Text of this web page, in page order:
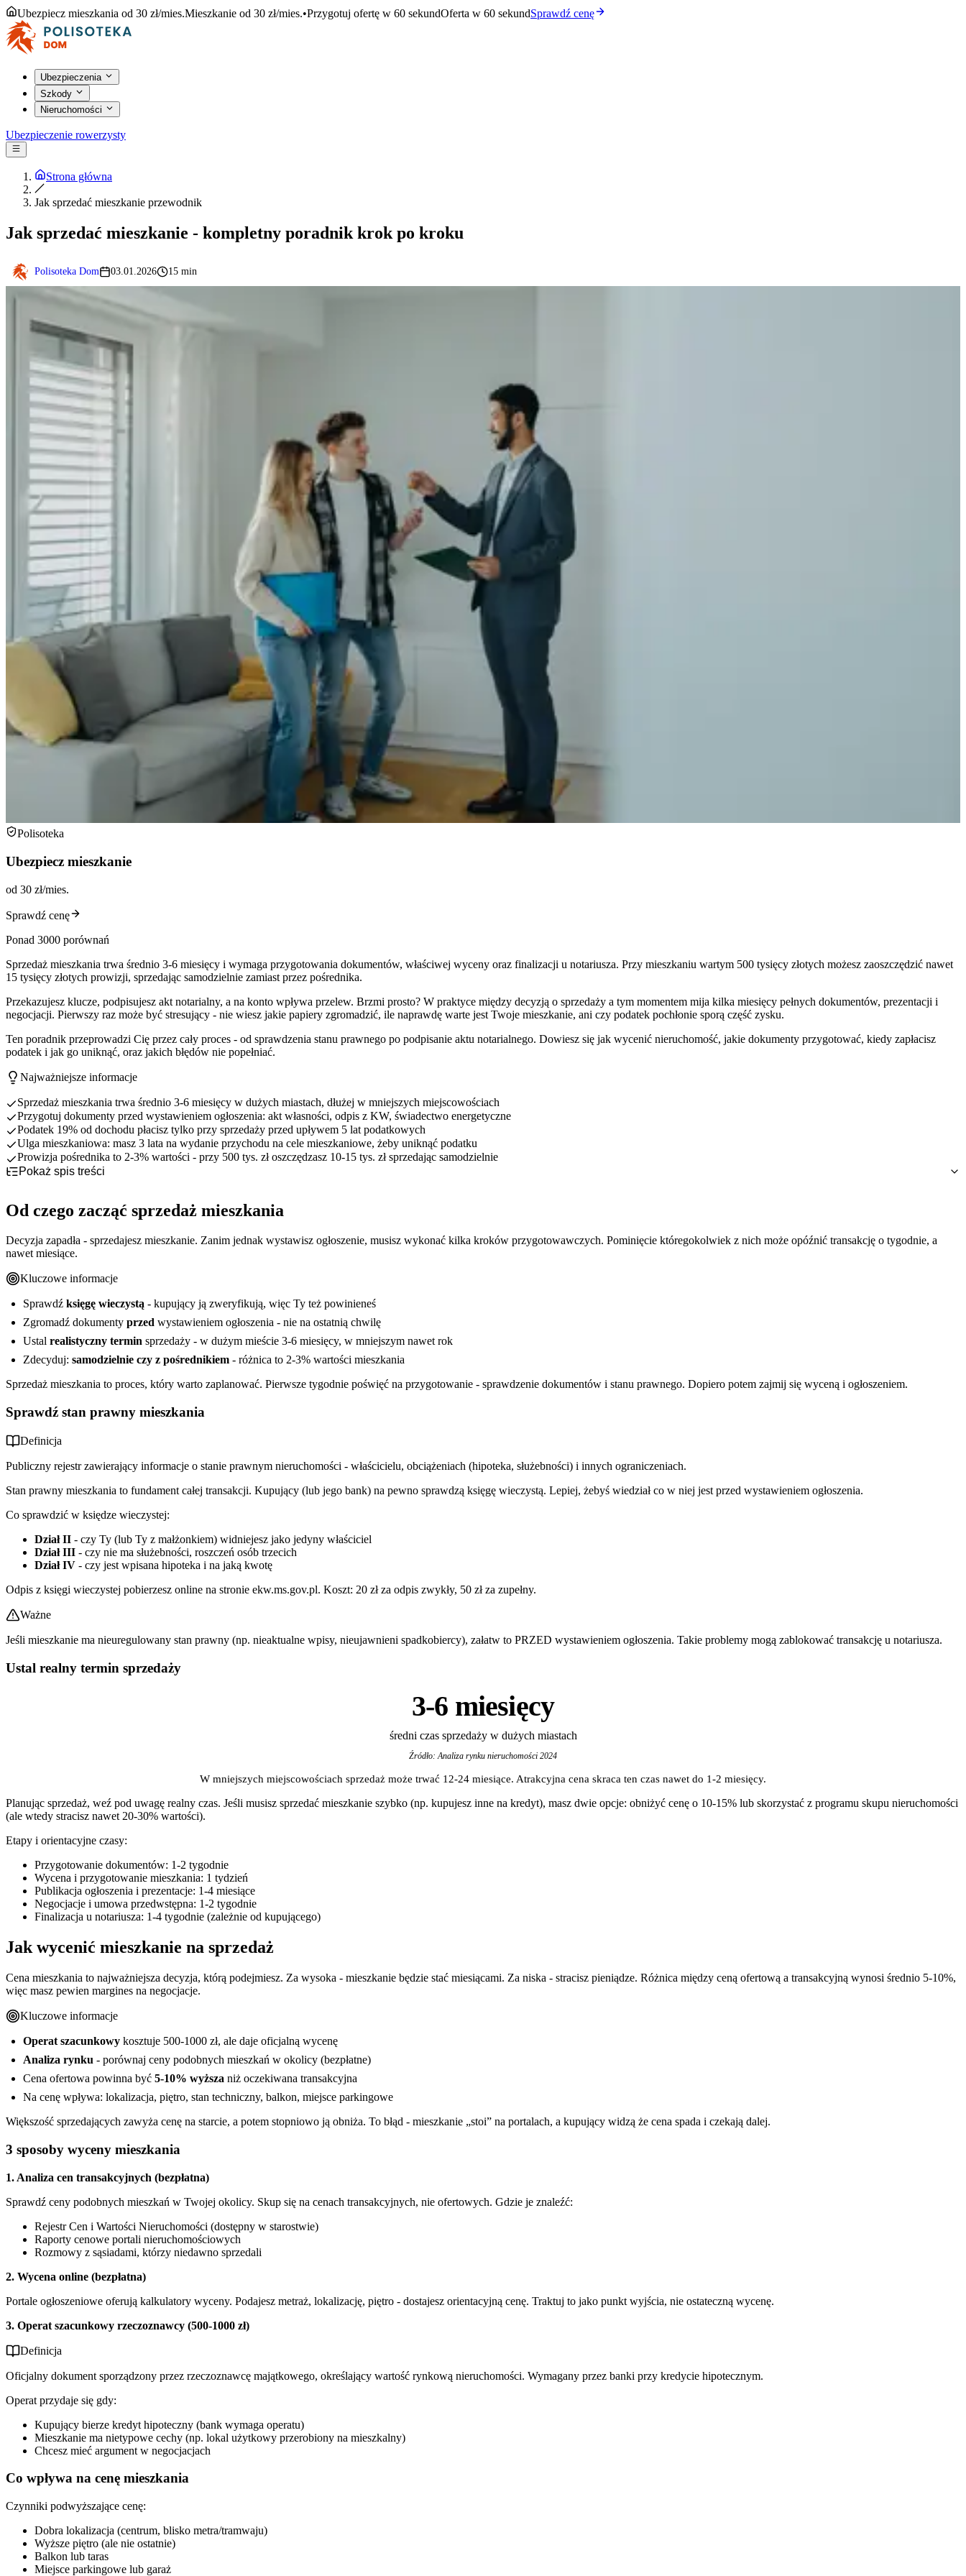
Ubezpiecz mieszkania od 30 zł/mies.Mieszkanie od 30 zł/mies.•Przygotuj ofertę w 60 sekundOferta w 60 sekundSprawdź cenę
Ubezpieczenia
Szkody
Nieruchomości
Ubezpieczenie rowerzysty
Strona główna
Jak sprzedać mieszkanie przewodnik
Jak sprzedać mieszkanie - kompletny poradnik krok po kroku
Polisoteka Dom 03.01.2026 15 min
Polisoteka
Ubezpiecz mieszkanie
od 30 zł/mies.
Sprawdź cenę
Ponad 3000 porównań
Sprzedaż mieszkania trwa średnio 3-6 miesięcy i wymaga przygotowania dokumentów, właściwej wyceny oraz finalizacji u notariusza. Przy mieszkaniu wartym 500 tysięcy złotych możesz zaoszczędzić nawet
15 tysięcy złotych prowizji, sprzedając samodzielnie zamiast przez pośrednika.
Przekazujesz klucze, podpisujesz akt notarialny, a na konto wpływa przelew. Brzmi prosto? W praktyce między decyzją o sprzedaży a tym momentem mija kilka miesięcy pełnych dokumentów, prezentacji i
negocjacji. Pierwszy raz może być stresujący - nie wiesz jakie papiery zgromadzić, ile naprawdę warte jest Twoje mieszkanie, ani czy podatek pochłonie sporą część zysku.
Ten poradnik przeprowadzi Cię przez cały proces - od sprawdzenia stanu prawnego po podpisanie aktu notarialnego. Dowiesz się jak wycenić nieruchomość, jakie dokumenty przygotować, kiedy zapłacisz
podatek i jak go uniknąć, oraz jakich błędów nie popełniać.
Najważniejsze informacje
Sprzedaż mieszkania trwa średnio 3-6 miesięcy w dużych miastach, dłużej w mniejszych miejscowościach
Przygotuj dokumenty przed wystawieniem ogłoszenia: akt własności, odpis z KW, świadectwo energetyczne
Podatek 19% od dochodu płacisz tylko przy sprzedaży przed upływem 5 lat podatkowych
Ulga mieszkaniowa: masz 3 lata na wydanie przychodu na cele mieszkaniowe, żeby uniknąć podatku
Prowizja pośrednika to 2-3% wartości - przy 500 tys. zł oszczędzasz 10-15 tys. zł sprzedając samodzielnie
Pokaż spis treści
Ustal realny termin sprzedaży
3 sposoby wyceny mieszkania
Dokumenty do sprzedaży mieszkania - kompletna lista
Skąd pobrać i ile kosztują
Kiedy zapłacisz podatek od sprzedaży
Jak uniknąć podatku - ulga mieszkaniowa
Jak sprzedać mieszkanie - 7 kroków
Przygotowanie mieszkania do sprzedaży
Finalizacja u notariusza
Sprzedaż samodzielna czy przez pośrednika
Dla kogo która opcja
Najczęstsze błędy przy sprzedaży mieszkania
Błędy przy wycenie i prezentacji
Błędy formalne i prawne
Podsumowanie - jak skutecznie sprzedać mieszkanie
Od czego zacząć sprzedaż mieszkania
Decyzja zapadła - sprzedajesz mieszkanie. Zanim jednak wystawisz ogłoszenie, musisz wykonać kilka kroków przygotowawczych. Pominięcie któregokolwiek z nich może opóźnić transakcję o tygodnie, a
nawet miesiące.
Kluczowe informacje
Sprawdź księgę wieczystą - kupujący ją zweryfikują, więc Ty też powinieneś
Zgromadź dokumenty przed wystawieniem ogłoszenia - nie na ostatnią chwilę
Ustal realistyczny termin sprzedaży - w dużym mieście 3-6 miesięcy, w mniejszym nawet rok
Zdecyduj: samodzielnie czy z pośrednikiem - różnica to 2-3% wartości mieszkania
Sprzedaż mieszkania to proces, który warto zaplanować. Pierwsze tygodnie poświęć na przygotowanie - sprawdzenie dokumentów i stanu prawnego. Dopiero potem zajmij się wyceną i ogłoszeniem.
Sprawdź stan prawny mieszkania
Definicja
Publiczny rejestr zawierający informacje o stanie prawnym nieruchomości - właścicielu, obciążeniach (hipoteka, służebności) i innych ograniczeniach.
Stan prawny mieszkania to fundament całej transakcji. Kupujący (lub jego bank) na pewno sprawdzą księgę wieczystą. Lepiej, żebyś wiedział co w niej jest przed wystawieniem ogłoszenia.
Co sprawdzić w księdze wieczystej:
Dział II - czy Ty (lub Ty z małżonkiem) widniejesz jako jedyny właściciel
Dział III - czy nie ma służebności, roszczeń osób trzecich
Dział IV - czy jest wpisana hipoteka i na jaką kwotę
Odpis z księgi wieczystej pobierzesz online na stronie ekw.ms.gov.pl. Koszt: 20 zł za odpis zwykły, 50 zł za zupełny.
Ważne
Jeśli mieszkanie ma nieuregulowany stan prawny (np. nieaktualne wpisy, nieujawnieni spadkobiercy), załatw to PRZED wystawieniem ogłoszenia. Takie problemy mogą zablokować transakcję u notariusza.
Ustal realny termin sprzedaży
3-6 miesięcy
średni czas sprzedaży w dużych miastach
Źródło: Analiza rynku nieruchomości 2024
W mniejszych miejscowościach sprzedaż może trwać 12-24 miesiące. Atrakcyjna cena skraca ten czas nawet do 1-2 miesięcy.
Planując sprzedaż, weź pod uwagę realny czas. Jeśli musisz sprzedać mieszkanie szybko (np. kupujesz inne na kredyt), masz dwie opcje: obniżyć cenę o 10-15% lub skorzystać z programu skupu nieruchomości
(ale wtedy stracisz nawet 20-30% wartości).
Etapy i orientacyjne czasy:
Przygotowanie dokumentów: 1-2 tygodnie
Wycena i przygotowanie mieszkania: 1 tydzień
Publikacja ogłoszenia i prezentacje: 1-4 miesiące
Negocjacje i umowa przedwstępna: 1-2 tygodnie
Finalizacja u notariusza: 1-4 tygodnie (zależnie od kupującego)
Jak wycenić mieszkanie na sprzedaż
Cena mieszkania to najważniejsza decyzja, którą podejmiesz. Za wysoka - mieszkanie będzie stać miesiącami. Za niska - stracisz pieniądze. Różnica między ceną ofertową a transakcyjną wynosi średnio 5-10%,
więc masz pewien margines na negocjacje.
Kluczowe informacje
Operat szacunkowy kosztuje 500-1000 zł, ale daje oficjalną wycenę
Analiza rynku - porównaj ceny podobnych mieszkań w okolicy (bezpłatne)
Cena ofertowa powinna być 5-10% wyższa niż oczekiwana transakcyjna
Na cenę wpływa: lokalizacja, piętro, stan techniczny, balkon, miejsce parkingowe
Większość sprzedających zawyża cenę na starcie, a potem stopniowo ją obniża. To błąd - mieszkanie „stoi” na portalach, a kupujący widzą że cena spada i czekają dalej.
3 sposoby wyceny mieszkania
1. Analiza cen transakcyjnych (bezpłatna)
Sprawdź ceny podobnych mieszkań w Twojej okolicy. Skup się na cenach transakcyjnych, nie ofertowych. Gdzie je znaleźć:
Rejestr Cen i Wartości Nieruchomości (dostępny w starostwie)
Raporty cenowe portali nieruchomościowych
Rozmowy z sąsiadami, którzy niedawno sprzedali
2. Wycena online (bezpłatna)
Portale ogłoszeniowe oferują kalkulatory wyceny. Podajesz metraż, lokalizację, piętro - dostajesz orientacyjną cenę. Traktuj to jako punkt wyjścia, nie ostateczną wycenę.
3. Operat szacunkowy rzeczoznawcy (500-1000 zł)
Definicja
Oficjalny dokument sporządzony przez rzeczoznawcę majątkowego, określający wartość rynkową nieruchomości. Wymagany przez banki przy kredycie hipotecznym.
Operat przydaje się gdy:
Kupujący bierze kredyt hipoteczny (bank wymaga operatu)
Mieszkanie ma nietypowe cechy (np. lokal użytkowy przerobiony na mieszkalny)
Chcesz mieć argument w negocjacjach
Co wpływa na cenę mieszkania
Czynniki podwyższające cenę:
Dobra lokalizacja (centrum, blisko metra/tramwaju)
Wyższe piętro (ale nie ostatnie)
Balkon lub taras
Miejsce parkingowe lub garaż